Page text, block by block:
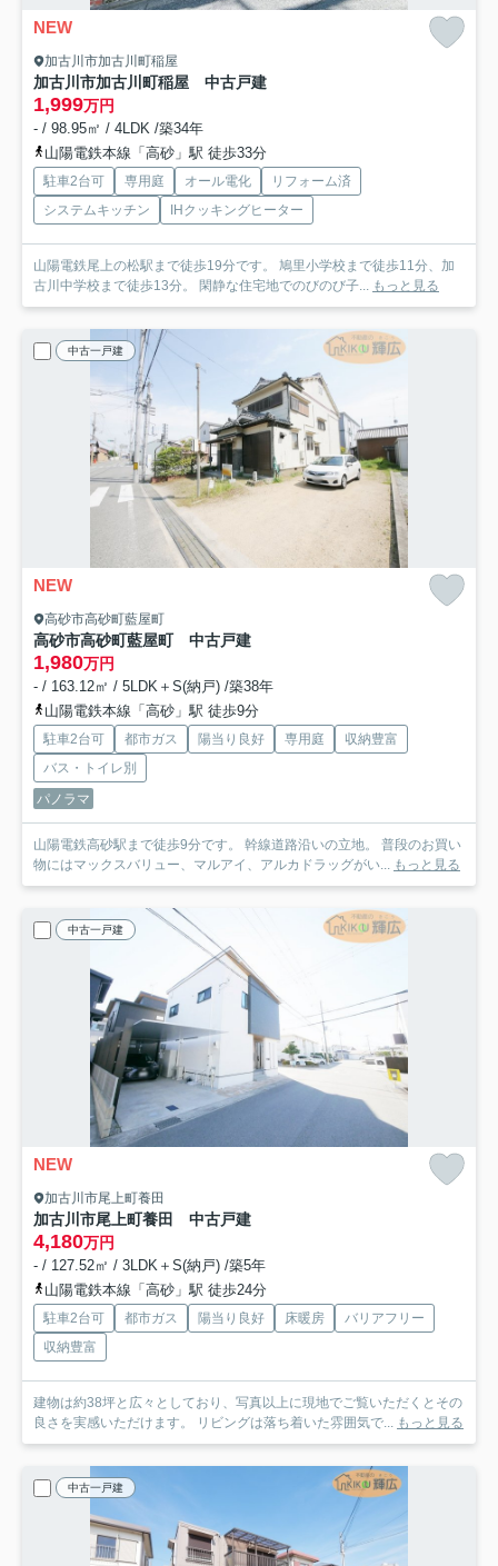
NEW
加古川市加古川町稲屋
加古川市加古川町稲屋 中古戸建
1,999万円
- / 98.95㎡ / 4LDK /築34年
山陽電鉄本線「高砂」駅 徒歩33分
駐車2台可 専用庭 オール電化
リフォーム済
システムキッチン
IHクッキングヒーター
山陽電鉄尾上の松駅まで徒歩19分です。 鳩里小学校まで徒歩11分、加
古川中学校まで徒歩13分。 閑静な住宅地でのびのび子... もっと見る
中古一戸建
NEW
高砂市高砂町藍屋町
高砂市高砂町藍屋町 中古戸建
1,980万円
- / 163.12㎡ / 5LDK＋S(納戸) /築38年
山陽電鉄本線「高砂」駅 徒歩9分
駐車2台可 都市ガス 陽当り良好 専用庭
収納豊富
バス・トイレ別
パノラマ
山陽電鉄高砂駅まで徒歩9分です。 幹線道路沿いの立地。 普段のお買い
物にはマックスバリュー、マルアイ、アルカドラッグがい... もっと見る
中古一戸建
NEW
加古川市尾上町養田
加古川市尾上町養田 中古戸建
4,180万円
- / 127.52㎡ / 3LDK＋S(納戸) /築5年
山陽電鉄本線「高砂」駅 徒歩24分
駐車2台可 都市ガス 陽当り良好 床暖房
バリアフリー
収納豊富
建物は約38坪と広々としており、写真以上に現地でご覧いただくとその
良さを実感いただけます。 リビングは落ち着いた雰囲気で... もっと見る
中古一戸建